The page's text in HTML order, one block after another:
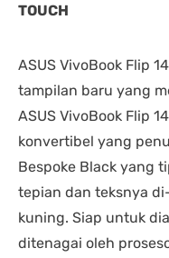
TOUCH
ASUS VivoBook Flip
tampilan baru yang
ASUS VivoBook Flip
konvertibel yang
Bespoke Black yang
tepian dan teksnya
kuning. Siap untuk
ditenagai oleh